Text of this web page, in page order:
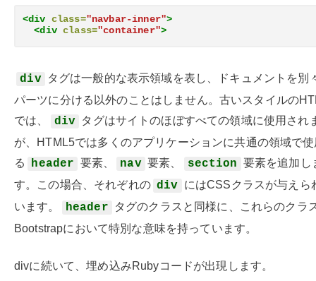
<div class="navbar-inner">
<div class="container">
div
タグは一般的な表示領域を表し、ドキュメントを別
パーツに分ける以外のことはしません。古いスタイルの
では、
div タグはサイトのほぼすべての領域に使用され
が、HTML5では多くのアプリケーションに共通の領域で
る
header 要素、 nav 要素、 section 要素を追加し
す。この場合、それぞれの div にはCSSクラスが与えら
います。
header
タグのクラスと同様に、これらのクラ
Bootstrapにおいて特別な意味を持っています。
divに続いて、埋め込みRubyコードが出現します。